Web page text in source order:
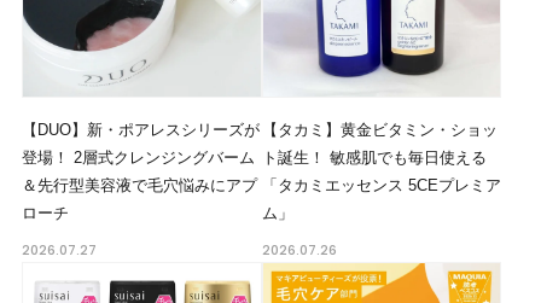
【DUO】新・ポアレスシリーズが
登場！ 2層式クレンジングバーム
＆先行型美容液で毛穴悩みにアプ
ローチ
2026.07.27
【タカミ】黄金ビタミン・ショッ
ト誕生！ 敏感肌でも毎日使える
「タカミエッセンス 5CEプレミア
ム」
2026.07.26